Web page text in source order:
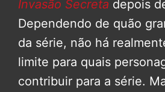
Invasão Secreta depois
Dependendo de quão
da série, não há
limite para quais
contribuir para a série.